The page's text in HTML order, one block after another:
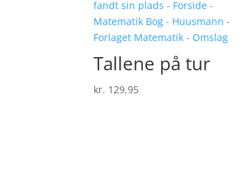
Tallene på tur
kr. 129,95